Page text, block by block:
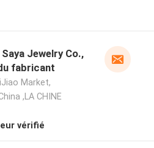
Jewelry Co.,
fabricant
Market,
,LA CHINE
vérifié